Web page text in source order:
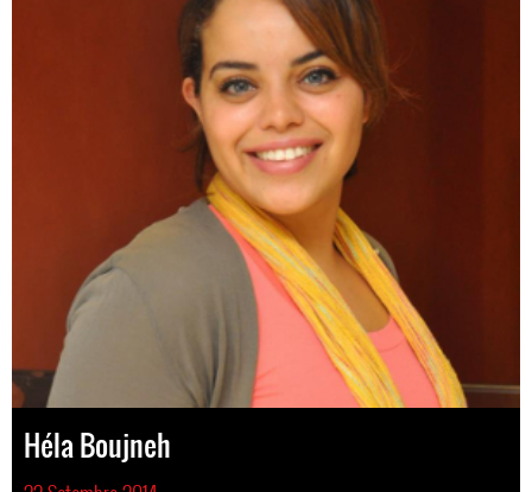
Héla Boujneh